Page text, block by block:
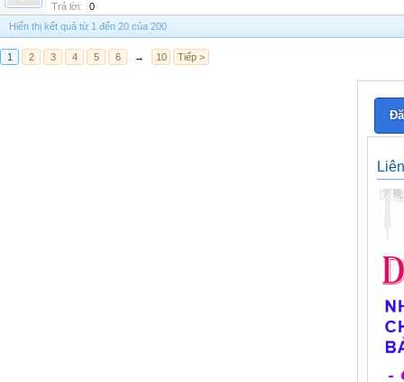
Trả lời:
0
Hiển thị kết quả từ 1 đến 20 của 200
1 2 3 4 5 6 → 10 Tiếp >